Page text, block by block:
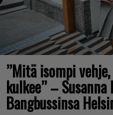
”Mitä isompi
kulkee” –
Bangbussinsa